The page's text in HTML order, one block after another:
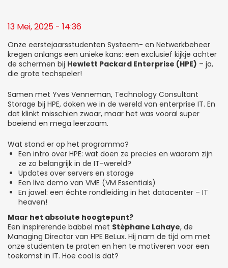
13 Mei, 2025 - 14:36
Onze eerstejaarsstudenten Systeem- en Netwerkbeheer
kregen onlangs een unieke kans: een exclusief kijkje achter
de schermen bij Hewlett Packard Enterprise (HPE) – ja,
die grote techspeler!
Samen met Yves Venneman, Technology Consultant
Storage bij HPE, doken we in de wereld van enterprise IT. En
dat klinkt misschien zwaar, maar het was vooral super
boeiend en mega leerzaam.
Wat stond er op het programma?
Een intro over HPE: wat doen ze precies en waarom zijn
ze zo belangrijk in de IT-wereld?
Updates over servers en storage
Een live demo van VME (VM Essentials)
En jawel: een échte rondleiding in het datacenter – IT
heaven!
Maar het absolute hoogtepunt?
Een inspirerende babbel met Stéphane Lahaye, de
Managing Director van HPE BeLux. Hij nam de tijd om met
onze studenten te praten en hen te motiveren voor een
toekomst in IT. Hoe cool is dat?